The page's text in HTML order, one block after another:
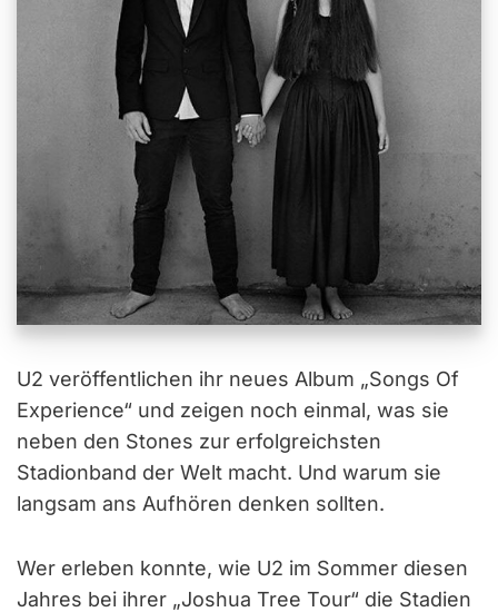
U2 veröffentlichen ihr neues Album „Songs Of
Experience“ und zeigen noch einmal, was sie
neben den Stones zur erfolgreichsten
Stadionband der Welt macht. Und warum sie
langsam ans Aufhören denken sollten.
Wer erleben konnte, wie U2 im Sommer diesen
Jahres bei ihrer „Joshua Tree Tour“ die Stadien